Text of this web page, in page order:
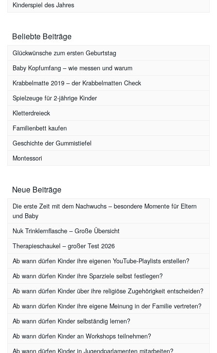
Kinderspiel des Jahres
Beliebte Beiträge
Glückwünsche zum ersten Geburtstag
Baby Kopfumfang – wie messen und warum
Krabbelmatte 2019 – der Krabbelmatten Check
Spielzeuge für 2-jährige Kinder
Kletterdreieck
Familienbett kaufen
Geschichte der Gummistiefel
Montessori
Neue Beiträge
Die erste Zeit mit dem Nachwuchs – besondere Momente für Eltern
und Baby
Nuk Trinklernflasche – Große Übersicht
Therapieschaukel – großer Test 2026
Ab wann dürfen Kinder ihre eigenen YouTube-Playlists erstellen?
Ab wann dürfen Kinder ihre Sparziele selbst festlegen?
Ab wann dürfen Kinder über ihre religiöse Zugehörigkeit entscheiden?
Ab wann dürfen Kinder ihre eigene Meinung in der Familie vertreten?
Ab wann dürfen Kinder selbständig lernen?
Ab wann dürfen Kinder an Workshops teilnehmen?
Ab wann dürfen Kinder in Jugendparlamenten mitarbeiten?